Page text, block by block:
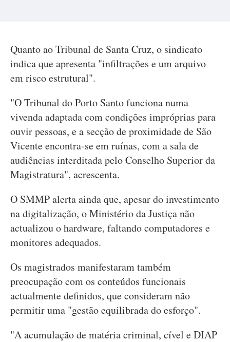
Quanto ao Tribunal de Santa Cruz, o sindicato
indica que apresenta "infiltrações e um arquivo
em risco estrutural".
"O Tribunal do Porto Santo funciona numa
vivenda adaptada com condições impróprias para
ouvir pessoas, e a secção de proximidade de São
Vicente encontra-se em ruínas, com a sala de
audiências interditada pelo Conselho Superior da
Magistratura", acrescenta.
O SMMP alerta ainda que, apesar do investimento
na digitalização, o Ministério da Justiça não
actualizou o hardware, faltando computadores e
monitores adequados.
Os magistrados manifestaram também
preocupação com os conteúdos funcionais
actualmente definidos, que consideram não
permitir uma "gestão equilibrada do esforço".
"A acumulação de matéria criminal, cível e DIAP